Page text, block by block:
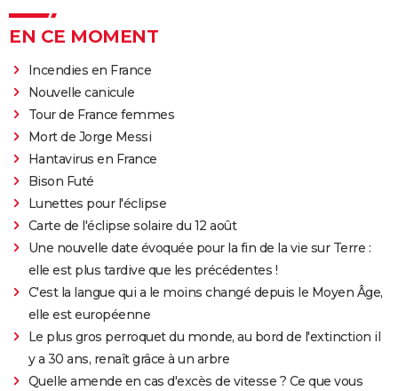
EN CE MOMENT
Incendies en France
Nouvelle canicule
Tour de France femmes
Mort de Jorge Messi
Hantavirus en France
Bison Futé
Lunettes pour l'éclipse
Carte de l'éclipse solaire du 12 août
Une nouvelle date évoquée pour la fin de la vie sur Terre :
elle est plus tardive que les précédentes !
C'est la langue qui a le moins changé depuis le Moyen Âge,
elle est européenne
Le plus gros perroquet du monde, au bord de l'extinction il
y a 30 ans, renaît grâce à un arbre
Quelle amende en cas d'excès de vitesse ? Ce que vous